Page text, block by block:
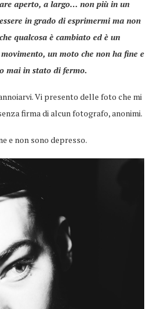
aperto, a largo… non più in un
in grado di esprimermi ma non
qualcosa è cambiato ed è un
un moto che non ha fine e
mai in stato di fermo.
Vi presento delle foto che mi
firma di alcun fotografo, anonimi.
e non sono depresso.